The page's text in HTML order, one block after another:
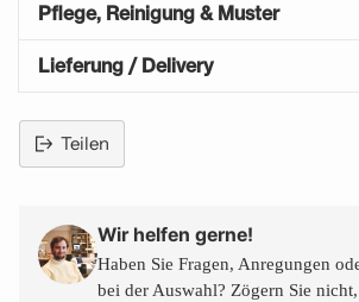
Pflege, Reinigung & Muster
Lieferung / Delivery
Teilen
den
Warenkorb
legen
Wir helfen gerne!
Haben Sie Fragen, Anregungen
bei der Auswahl? Zögern Sie